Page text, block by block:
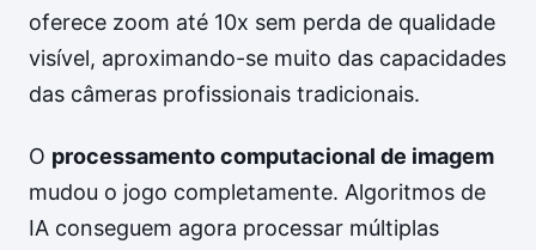
oferece zoom até 10x sem perda de qualidade
visível, aproximando-se muito das capacidades
das câmeras profissionais tradicionais.
O processamento computacional de imagem
mudou o jogo completamente. Algoritmos de
IA conseguem agora processar múltiplas